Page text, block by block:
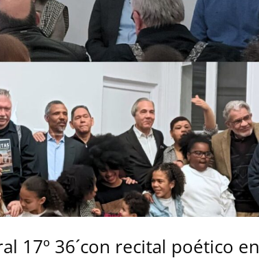
17º 36´con recital poético en